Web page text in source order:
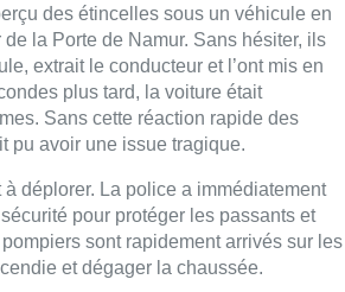
des étincelles sous un véhicule en
la Porte de Namur. Sans hésiter, ils
extrait le conducteur et l’ont mis en
plus tard, la voiture était
Sans cette réaction rapide des
pu avoir une issue tragique.
à déplorer. La police a immédiatement
pour protéger les passants et
pompiers sont rapidement arrivés sur les
et dégager la chaussée.